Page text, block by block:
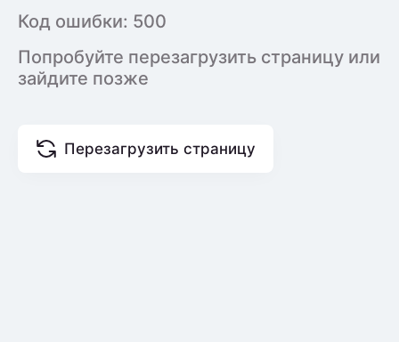
Код ошибки: 500
Попробуйте перезагрузить страницу или
зайдите позже
Перезагрузить страницу